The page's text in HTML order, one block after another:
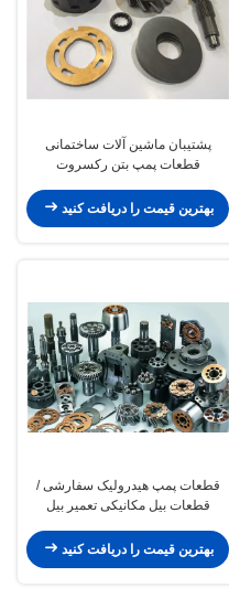
پشتیبان ماشین آلات ساختمانی
قطعات پمپ بتن رکسروت
بهترین قیمت را دریافت کنید
قطعات پمپ هیدرولیک سفارشی /
قطعات بیل مکانیکی تعمیر بیل
بهترین قیمت را دریافت کنید